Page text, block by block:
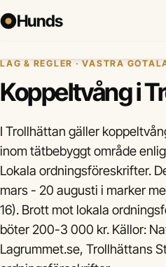
Hunds
Försäkring Hundraser
LAG & REGLER · VÄSTRA
Koppeltvång i
I Trollhättan gäller
inom tätbebyggt område
Lokala ordningsföreskrifter.
mars - 20 augusti i marker
16). Brott mot lokala
böter 200-3 000 kr. Källor:
Lagrummet.se, Trollhättans